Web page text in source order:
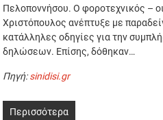
Πελοποννήσου. Ο φοροτεχνικός –
Χριστόπουλος ανέπτυξε με
κατάλληλες οδηγίες για την
δηλώσεων. Επίσης, δόθηκαν…
Πηγή:sinidisi.gr
Περισσότερα